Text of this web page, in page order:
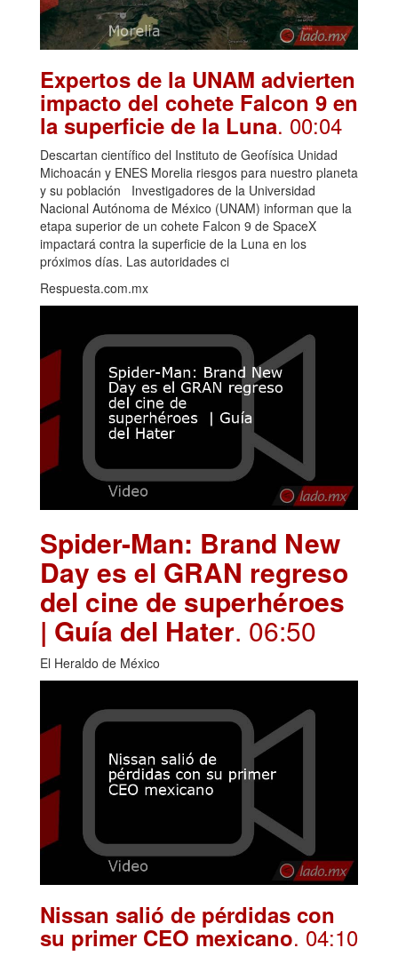
Expertos de la UNAM advierten
impacto del cohete Falcon 9 en
la superficie de la Luna. 00:04
Descartan científico del Instituto de Geofísica Unidad
Michoacán y ENES Morelia riesgos para nuestro planeta
y su población Investigadores de la Universidad
Nacional Autónoma de México (UNAM) informan que la
etapa superior de un cohete Falcon 9 de SpaceX
impactará contra la superficie de la Luna en los
próximos días. Las autoridades ci
Respuesta.com.mx
Spider-Man: Brand New
Day es el GRAN regreso
del cine de superhéroes
| Guía del Hater. 06:50
El Heraldo de México
Nissan salió de pérdidas con
su primer CEO mexicano. 04:10